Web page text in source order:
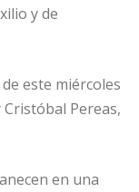
y de
este miércoles
Cristóbal Pereas,
en una